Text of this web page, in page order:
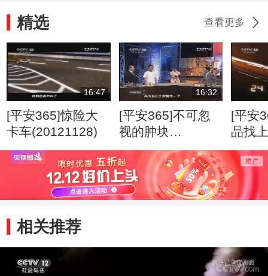
精选 查看更多
16:47
[平安365]惊险大
卡车(20121128)
16:32
[平安365]不可忽
视的肿块
(20120807)
[平安
品找
相关推荐